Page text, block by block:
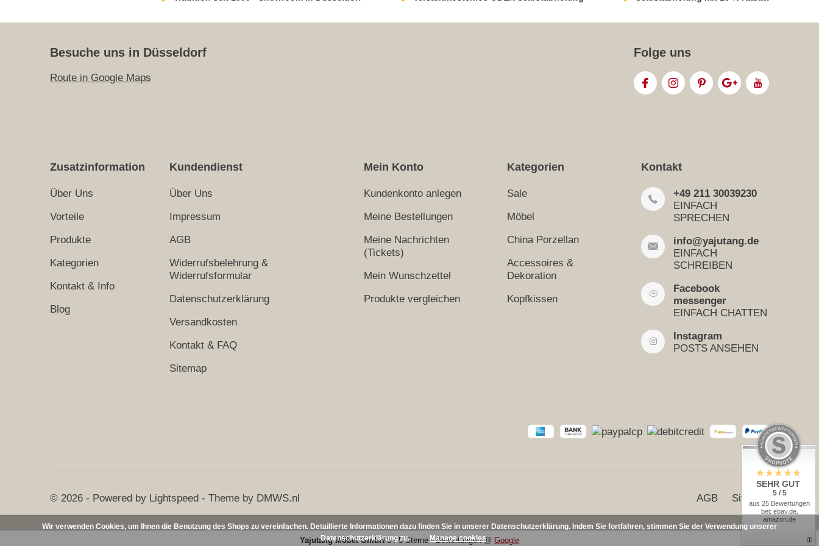
Besuche uns in Düsseldorf
Route in Google Maps
Folge uns
Zusatzinformation
Über Uns
Vorteile
Produkte
Kategorien
Kontakt & Info
Blog
Kundendienst
Über Uns
Impressum
AGB
Widerrufsbelehrung &
Widerrufsformular
Datenschutzerklärung
Versandkosten
Kontakt & FAQ
Sitemap
Mein Konto
Kundenkonto anlegen
Meine Bestellungen
Meine Nachrichten
(Tickets)
Mein Wunschzettel
Produkte vergleichen
Kategorien
Sale
Möbel
China Porzellan
Accessoires &
Dekoration
Kopfkissen
Kontakt
+49 211 30039230
EINFACH
SPRECHEN
info@yajutang.de
EINFACH
SCHREIBEN
Facebook
messenger
EINFACH CHATTEN
Instagram
POSTS ANSEHEN
© 2026 - Powered by Lightspeed - Theme by DMWS.nl AGB Sitemap
Yajutang Möbel GmbH5/5 Sterne-Bewertungen @ Google
Wir verwenden Cookies, um Ihnen die Benutzung des Shops zu vereinfachen. Detaillierte Informationen dazu finden Sie in unserer Datenschutzerklärung. Indem Sie fortfahren, stimmen Sie der Verwendung unserer
Datenschutzerklärung zu.
Manage cookies
SEHR GUT
5 / 5
aus 25 Bewertungen
bei: ebay.de,
amazon.de